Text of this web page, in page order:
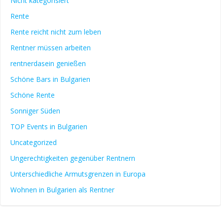
Rente
Rente reicht nicht zum leben
Rentner müssen arbeiten
rentnerdasein genießen
Schöne Bars in Bulgarien
Schöne Rente
Sonniger Süden
TOP Events in Bulgarien
Uncategorized
Ungerechtigkeiten gegenüber Rentnern
Unterschiedliche Armutsgrenzen in Europa
Wohnen in Bulgarien als Rentner